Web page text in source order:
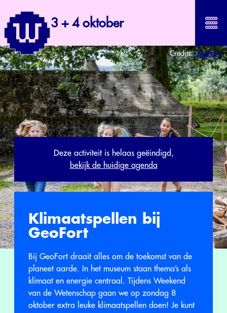
3 + 4 oktober
Credits:GeoFort
Deze activiteit is helaas geëindigd,
bekijk de huidige agenda
Klimaatspellen bij
GeoFort
Bij GeoFort draait alles om de toekomst van de
planeet aarde. In het museum staan thema’s als
klimaat en energie centraal. Tijdens Weekend
van de Wetenschap gaan we op zondag 8
oktober extra leuke klimaatspellen doen! Je kunt